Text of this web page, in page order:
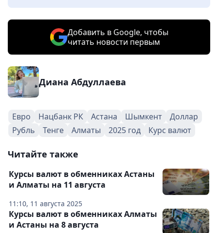
Добавить в Google, чтобы
читать новости первым
Диана Абдуллаева
Евро Нацбанк РК Астана Шымкент
Доллар
Рубль
Тенге Алматы 2025 год Курс валют
Читайте также
11:10, 11 августа 2025
Курсы валют в обменниках Астаны
и Алматы на 11 августа
Курсы валют в обменниках Алматы
и Астаны на 8 августа